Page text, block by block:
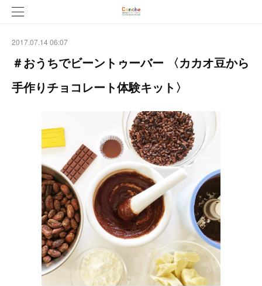
2017.07.14 06:07
＃おうちでビーントゥーバー 〈カカオ豆から
手作りチョコレート体験キット〉